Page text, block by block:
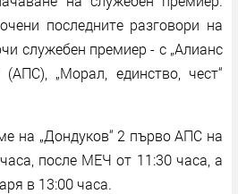
последните разговори на
служебен премиер - с „Алианс
„Морал, единство, чест“
на „Дондуков“ 2 първо АПС на
после МЕЧ от 11:30 часа, а
в 13:00 часа.